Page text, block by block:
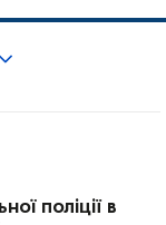
поліції в